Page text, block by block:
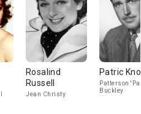
Rosalind
Russell
Jean Christy
Patric
Patterson
Buckley